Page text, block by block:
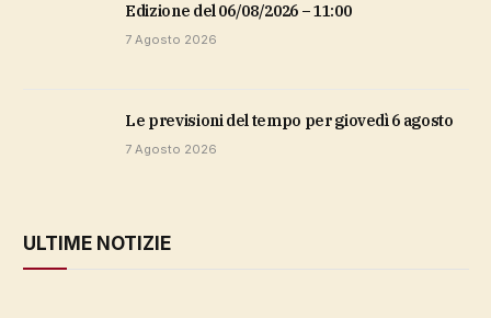
Edizione del 06/08/2026 – 11:00
7 Agosto 2026
Le previsioni del tempo per giovedì 6 agosto
7 Agosto 2026
ULTIME NOTIZIE